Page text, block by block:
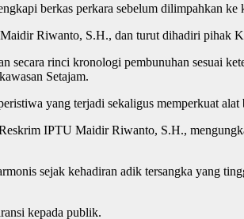
berkas perkara sebelum dilimpahkan
Riwanto, S.H., dan turut dihadiri pihak
secara rinci kronologi pembunuhan sesuai
Setajam.
yang terjadi sekaligus memperkuat
IPTU Maidir Riwanto, S.H.,
sejak kehadiran adik tersangka yang
kepada publik.